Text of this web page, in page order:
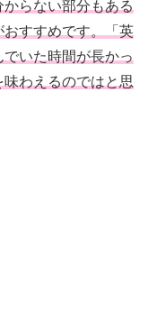
らない部分もある
すすめです。「英
いた時間が長かっ
わえるのではと思